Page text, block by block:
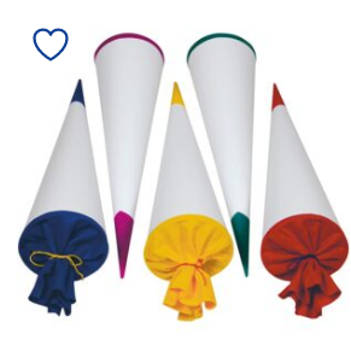
Varianten
auf.
Optionen
können
auf
der
Produktseite
gewählt